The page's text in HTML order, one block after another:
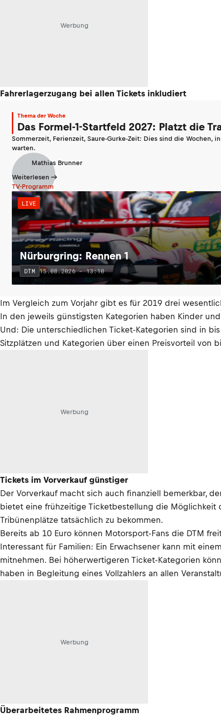
Werbung
Fahrerlagerzugang bei allen Tickets inkludiert
Thema der Woche
Das Formel-1-Startfeld 2027: Platzt die
Sommerzeit, Ferienzeit, Saure-Gurke-Zeit: Dies sind die
warten.
Mathias Brunner
Weiterlesen
TV-Programm
LIVE
Nürburgring: Rennen 1
DTM 15.08.2026 - 13:10
Im Vergleich zum Vorjahr gibt es für 2019 drei
In den jeweils günstigsten Kategorien haben Kinder
Und: Die unterschiedlichen Ticket-Kategorien sind in
Sitzplätzen und Kategorien über einen Preisvorteil von
Werbung
Tickets im Vorverkauf günstiger
Der Vorverkauf macht sich auch finanziell bemerkbar,
bietet eine frühzeitige Ticketbestellung die Möglichkeit
Tribünenplätze tatsächlich zu bekommen.
Bereits ab 10 Euro können Motorsport-Fans die DTM
Interessant für Familien: Ein Erwachsener kann mit
mitnehmen. Bei höherwertigeren Ticket-Kategorien
haben in Begleitung eines Vollzahlers an allen
Werbung
Überarbeitetes Rahmenprogramm